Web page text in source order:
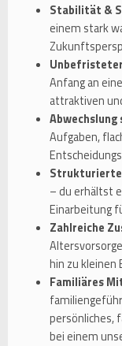
Stabilität &
einem stark
Anfang an
attraktiven
Aufgaben,
Strukturierte
– du erhältst
Einarbeitung
Zahlreiche
hin zu kleinen
Familiäres
persönliches,
bei einem